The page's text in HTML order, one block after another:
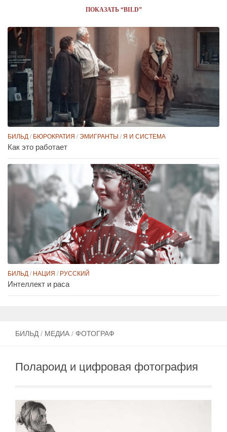
БИЛЬД / МЕДИА / ФОТОГРАФ
Полароид и цифровая фотография
ПОКАЗАТЬ “BILD”
БИЛЬД / БЮРОКРАТИЯ / ЭМИГРАНТЫ / Я И СИСТЕМА
Как это работает
БИЛЬД / НАЦИЯ / РУССКИЙ
Интеллект и раса